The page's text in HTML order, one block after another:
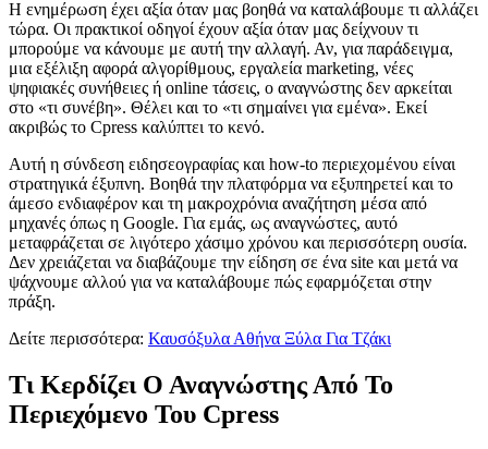
Η ενημέρωση έχει αξία όταν μας βοηθά να καταλάβουμε τι αλλάζει
τώρα. Οι πρακτικοί οδηγοί έχουν αξία όταν μας δείχνουν τι
μπορούμε να κάνουμε με αυτή την αλλαγή. Αν, για παράδειγμα,
μια εξέλιξη αφορά αλγορίθμους, εργαλεία marketing, νέες
ψηφιακές συνήθειες ή online τάσεις, ο αναγνώστης δεν αρκείται
στο «τι συνέβη». Θέλει και το «τι σημαίνει για εμένα». Εκεί
ακριβώς το Cpress καλύπτει το κενό.
Αυτή η σύνδεση ειδησεογραφίας και how-to περιεχομένου είναι
στρατηγικά έξυπνη. Βοηθά την πλατφόρμα να εξυπηρετεί και το
άμεσο ενδιαφέρον και τη μακροχρόνια αναζήτηση μέσα από
μηχανές όπως η Google. Για εμάς, ως αναγνώστες, αυτό
μεταφράζεται σε λιγότερο χάσιμο χρόνου και περισσότερη ουσία.
Δεν χρειάζεται να διαβάζουμε την είδηση σε ένα site και μετά να
ψάχνουμε αλλού για να καταλάβουμε πώς εφαρμόζεται στην
πράξη.
Δείτε περισσότερα: Καυσόξυλα Αθήνα Ξύλα Για Τζάκι
Τι Κερδίζει Ο Αναγνώστης Από Το
Περιεχόμενο Του Cpress